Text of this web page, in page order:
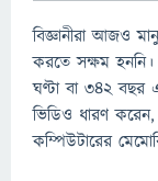
বিজ্ঞানীরা আজও
করতে সক্ষম হননি।
ঘণ্টা বা ৩৪২ বছর
ভিডিও ধারণ
কম্পিউটারের